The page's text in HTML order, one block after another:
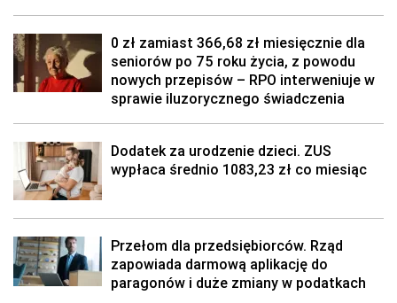
0 zł zamiast 366,68 zł miesięcznie dla
seniorów po 75 roku życia, z powodu
nowych przepisów – RPO interweniuje w
sprawie iluzorycznego świadczenia
Dodatek za urodzenie dzieci. ZUS
wypłaca średnio 1083,23 zł co miesiąc
Przełom dla przedsiębiorców. Rząd
zapowiada darmową aplikację do
paragonów i duże zmiany w podatkach